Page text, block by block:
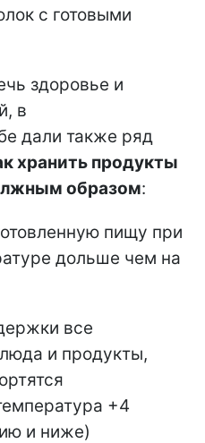
с готовыми
здоровье и
в
дали также ряд
хранить продукты
образом:
пищу при
дольше чем на
все
и продукты,
+4
и ниже)